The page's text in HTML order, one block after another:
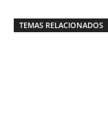
TEMAS RELACIONADOS